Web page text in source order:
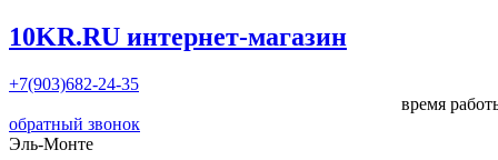
10KR.RU интернет-магазин
+7(903)682-24-35
время
обратный звонок
Эль-Монте